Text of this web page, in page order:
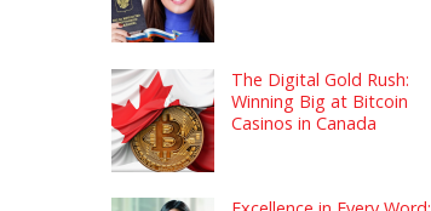
The Digital Gold Rush:
Winning Big at Bitcoin
Casinos in Canada